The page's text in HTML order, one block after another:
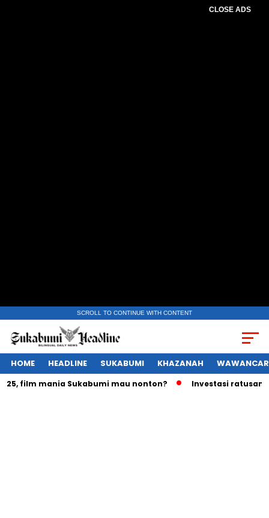
CLOSE ADS
SCROLL TO CONTINUE WITH CONTENT
HOME HEADLINE SUKABUMI KHAZANAH
mania Sukabumi mau nonton? Investasi ratusan